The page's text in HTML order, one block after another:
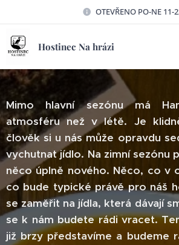
OTEVŘENO PO-NE 11-
Hostinec Na hrázi
Mimo hlavní sezónu má
atmosféru než v létě. Je
člověk si u nás může opravdu
vychutnat jídlo. Na zimní sezónu
něco úplně nového. Něco, co v
co bude typické právě pro náš
se zaměřit na jídla, která dávají
se k nám budete rádi vracet.
již brzy představíme a budeme